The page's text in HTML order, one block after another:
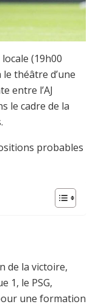
(19h00
théâtre d’une
entre l’AJ
le cadre de la
probables
de la victoire,
1, le PSG,
une formation